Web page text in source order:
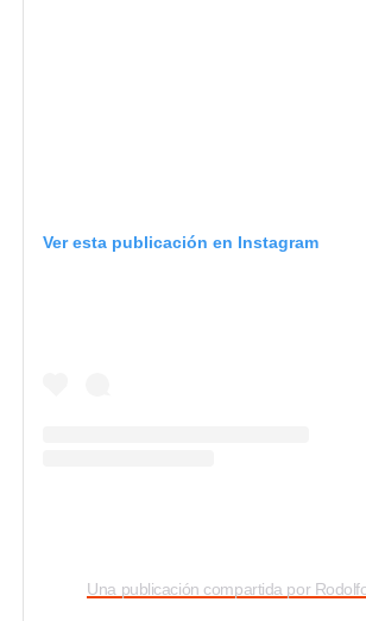
Ver esta publicación en Instagram